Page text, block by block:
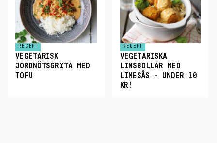
RECEPT
VEGETARISK
JORDNÖTSGRYTA MED
TOFU
RECEPT
VEGETARISKA
LINSBOLLAR MED
LIMESÅS – UNDER 10
KR!